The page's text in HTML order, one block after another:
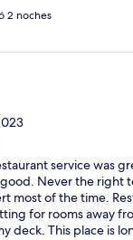
2 noches
service was
Never the right
most of the time.
for rooms away
deck. This place is